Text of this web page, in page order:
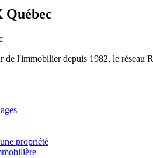
de l'immobilier depuis 1982, le réseau
propriété